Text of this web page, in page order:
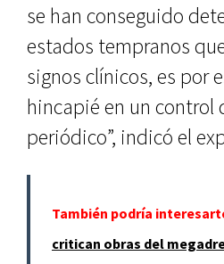
se han conseguido
estados tempranos
signos clínicos, es por
hincapié en un control
periódico”, indicó el
También podría
critican obras del